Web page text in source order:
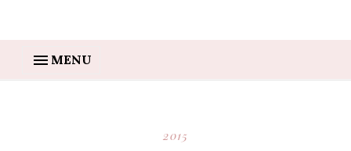
MENU
2015